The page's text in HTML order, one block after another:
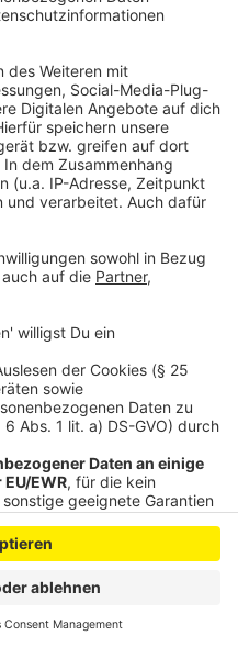
der Regionalplanung
genauere
Ein neues
bis 2032 mindestens
NRWs für
werden muss. Bisher